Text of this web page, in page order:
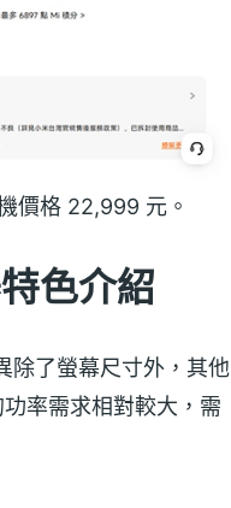
價格 22,999 元。
色介紹
除了螢幕尺寸外，其他
率需求相對較大，需